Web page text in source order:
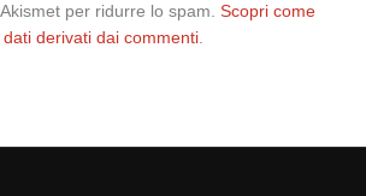
per ridurre lo spam.Scopri come
derivati dai commenti